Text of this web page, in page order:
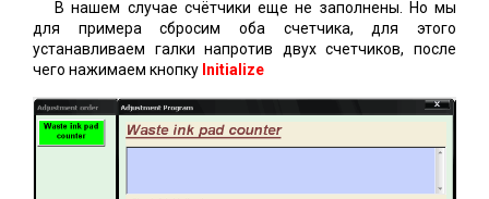
В нашем случае счётчики еще не заполнены. Но мы
для примера сбросим оба счетчика, для этого
устанавливаем галки напротив двух счетчиков, после
чего нажимаем кнопку Initialize